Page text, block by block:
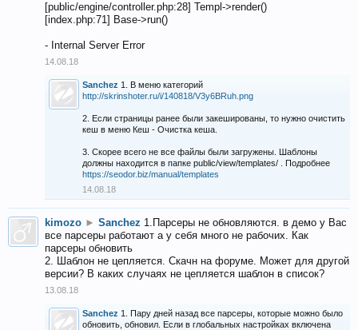
[public/engine/controller.php:28] Templ->render()
[index.php:71] Base->run()
- Internal Server Error
14.08.18
Sanchez 1. В меню категорий
http://skrinshoter.ru/i/140818/V3y6BRuh.png
2. Если страницы ранее были закешированы, то нужно очистить
кеш в меню Кеш - Очистка кеша.
3. Скорее всего не все файлы были загружены. Шаблоны
должны находится в папке public/view/templates/ . Подробнее
https://seodor.biz/manual/templates
14.08.18
kimozo ► Sanchez 1.Парсеры не обновляются. в демо у Вас
все парсеры работают а у себя много не рабочих. Как
парсеры обновить
2. Шаблон не цепляется. Скачн на форуме. Может для другой
версии? В каких случаях не цепляется шаблон в список?
13.08.18
Sanchez 1. Пару дней назад все парсеры, которые можно было
обновить, обновил. Если в глобальных настройках включена